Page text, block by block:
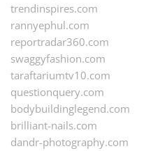
trendinspires.com
rannyephul.com
reportradar360.com
swaggyfashion.com
taraftariumtv10.com
questionquery.com
bodybuildinglegend.com
brilliant-nails.com
dandr-photography.com